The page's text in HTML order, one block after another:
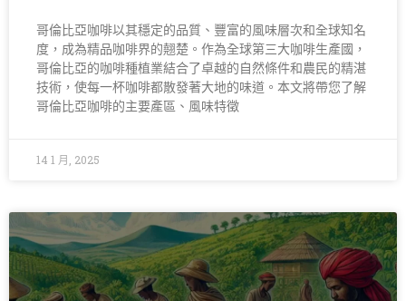
哥倫比亞咖啡以其穩定的品質、豐富的風味層次和全球知名
度，成為精品咖啡界的翹楚。作為全球第三大咖啡生產國，
哥倫比亞的咖啡種植業結合了卓越的自然條件和農民的精湛
技術，使每一杯咖啡都散發著大地的味道。本文將帶您了解
哥倫比亞咖啡的主要產區、風味特徵
14 1 月, 2025